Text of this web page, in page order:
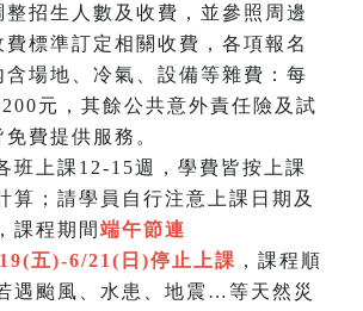
整招生人數及收費，並參照周邊
費標準訂定相關收費，各項報名
含場地、冷氣、設備等雜費：每
元，其餘公共意外責任險及試
費提供服務。
班上課12-15週，學費皆按上課
算；請學員自行注意上課日期及
課程期間 端午節連
五)-6/21(日)停止上課 ，課程順
遇颱風、水患、地震…等天然災